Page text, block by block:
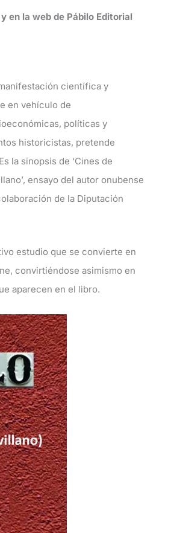
en la web de Pábilo Editorial
científica y
en vehículo de
políticas y
historicistas, pretende
la sinopsis de ‘Cines de
ensayo del autor onubense
de la Diputación
estudio que se convierte en
convirtiéndose asimismo en
aparecen en el libro.